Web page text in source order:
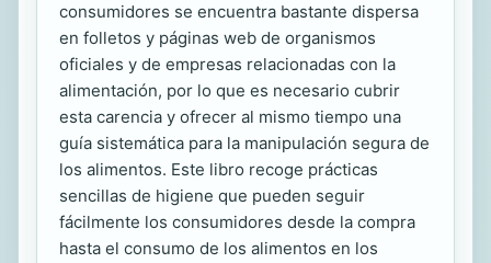
consumidores se encuentra bastante dispersa
en folletos y páginas web de organismos
oficiales y de empresas relacionadas con la
alimentación, por lo que es necesario cubrir
esta carencia y ofrecer al mismo tiempo una
guía sistemática para la manipulación segura de
los alimentos. Este libro recoge prácticas
sencillas de higiene que pueden seguir
fácilmente los consumidores desde la compra
hasta el consumo de los alimentos en los